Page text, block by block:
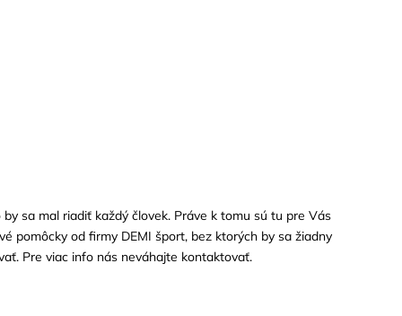
sa mal riadiť každý človek. Práve k tomu sú tu pre Vás
pomôcky od firmy DEMI šport, bez ktorých by sa žiadny
Pre viac info nás neváhajte kontaktovať.